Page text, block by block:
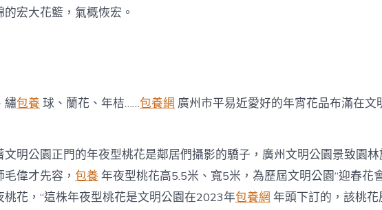
的宏大花籃，氣概恢宏。
繡包養 球、蘭花、年桔……包養網 廣州市平易近愛好的年宵花品布滿在文
文明公園正門的年夜型桃花是鄰居們攝影的驕子，廣州文明公園景致園
偉才先容， 包養 年夜型桃花高5.5米、寬5米，為歷屆文明公園“迎春花
桃花，“這株年夜型桃花是文明公園在2023年包養網 年頭下訂的，該桃